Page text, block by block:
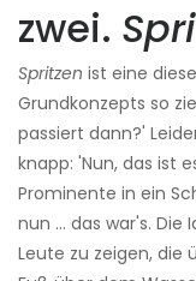
zwei.
Spritzen ist eine
Grundkonzepts so
passiert dann?'
knapp: 'Nun, das ist
Prominente in ein
nun ... das war's.
Leute zu zeigen, die